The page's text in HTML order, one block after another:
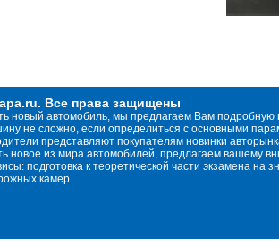
Все права защищены
новый автомобиль, мы предлагаем Вам
не сложно, если определиться с основными
представляют покупателям новинки
новое из мира автомобилей, предлагаем вашему
подготовка к теоретической части экзамена
камер.